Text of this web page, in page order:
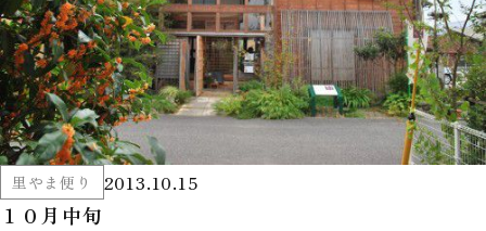
里やま便り 2013.10.15
１０月中旬